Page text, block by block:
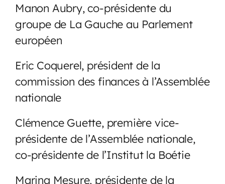
Manon Aubry, co-présidente du
groupe de La Gauche au Parlement
européen
Eric Coquerel, président de la
commission des finances à l’Assemblée
nationale
Clémence Guette, première vice-
présidente de l’Assemblée nationale,
co-présidente de l’Institut la Boétie
Marina Mesure, présidente de la